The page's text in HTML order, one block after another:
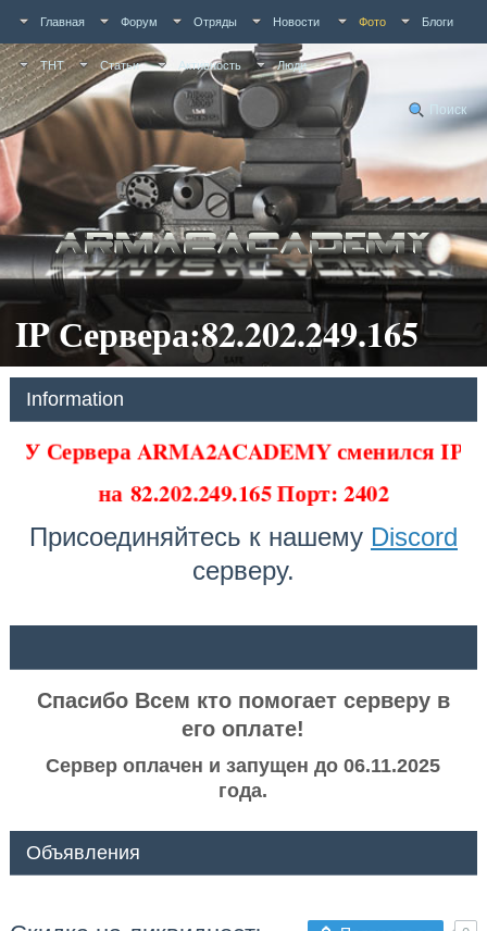
Главная Форум Отряды Новости Фото Блоги
ТНТ Статьи Активность Люди
Поиск
IP Сервера:82.202.249.165
Information
У Сервера ARMA2ACADEMY сменился IP
на82.202.249.165 Порт: 2402
Присоединяйтесь к нашему Discord
серверу.
Спасибо Всем кто помогает серверу в
его оплате!
Сервер оплачен и запущен до 06.11.2025
года.
Объявления